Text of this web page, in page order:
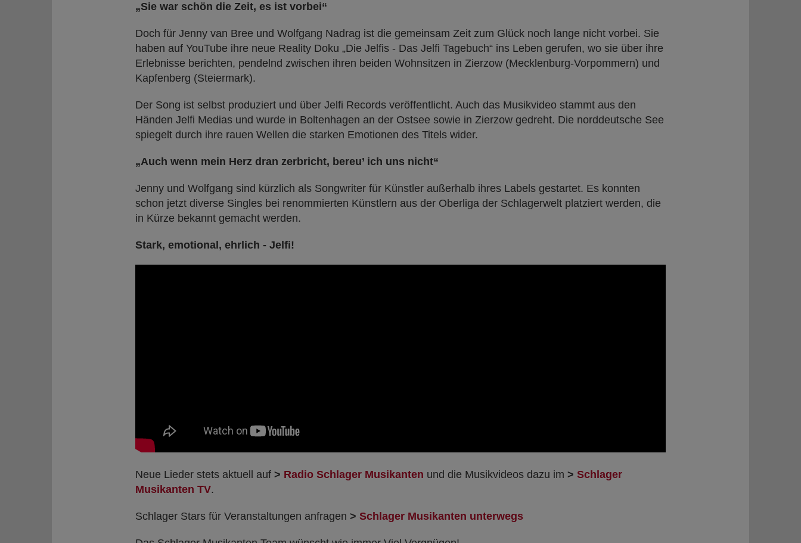
„Sie war schön die Zeit, es ist vorbei“
Doch für Jenny van Bree und Wolfgang Nadrag ist die gemeinsam Zeit zum Glück noch lange nicht vorbei. Sie
haben auf YouTube ihre neue Reality Doku „Die Jelfis - Das Jelfi Tagebuch“ ins Leben gerufen, wo sie über ihre
Erlebnisse berichten, pendelnd zwischen ihren beiden Wohnsitzen in Zierzow (Mecklenburg-Vorpommern) und
Kapfenberg (Steiermark).
Der Song ist selbst produziert und über Jelfi Records veröffentlicht. Auch das Musikvideo stammt aus den
Händen Jelfi Medias und wurde in Boltenhagen an der Ostsee sowie in Zierzow gedreht. Die norddeutsche See
spiegelt durch ihre rauen Wellen die starken Emotionen des Titels wider.
„Auch wenn mein Herz dran zerbricht, bereu’ ich uns nicht“
Jenny und Wolfgang sind kürzlich als Songwriter für Künstler außerhalb ihres Labels gestartet. Es konnten
schon jetzt diverse Singles bei renommierten Künstlern aus der Oberliga der Schlagerwelt platziert werden, die
in Kürze bekannt gemacht werden.
Stark, emotional, ehrlich - Jelfi!
Neue Lieder stets aktuell auf > Radio Schlager Musikanten und die Musikvideos dazu im > Schlager
Musikanten TV.
Schlager Stars für Veranstaltungen anfragen > Schlager Musikanten unterwegs